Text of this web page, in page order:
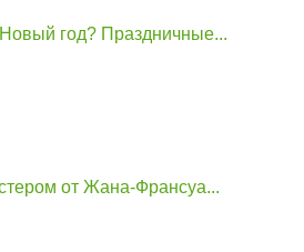
год? Праздничные...
от Жана-Франсуа...